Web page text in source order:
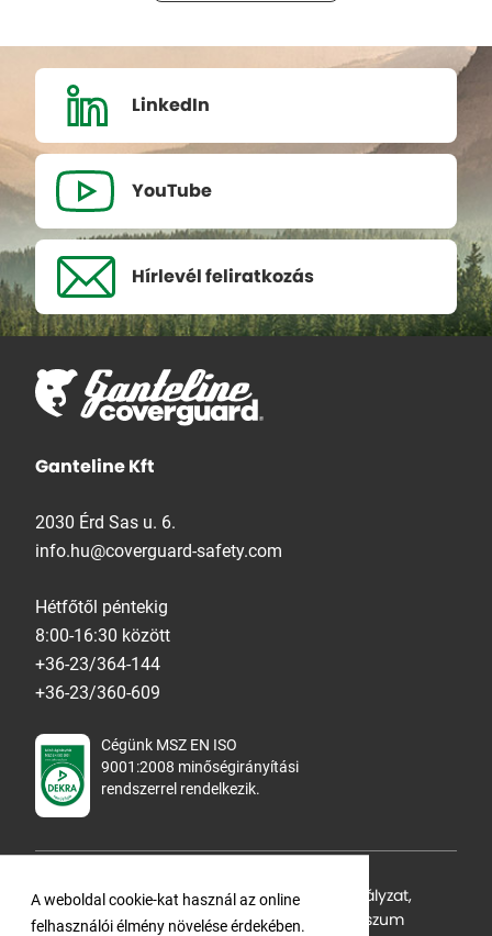
A weboldal cookie-kat használ az online
felhasználói élmény növelése érdekében.
LinkedIn
YouTube
Hírlevél feliratkozás
Ganteline Kft
2030 Érd Sas u. 6.
info.hu@coverguard-safety.com
Hétfőtől péntekig
8:00-16:30 között
+36-23/364-144
+36-23/360-609
Cégünk MSZ EN ISO
9001:2008 minőségirányítási
rendszerrel rendelkezik.
Adatvédelmi tájékoztató,Cookie Szabályzat,
Felhasználási feltételek,ÁSZF Impresszum